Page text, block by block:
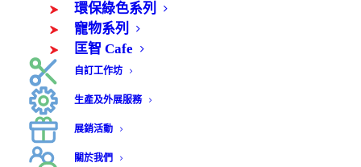
環保綠色系列
寵物系列
匡智 Cafe
自訂工作坊
生產及外展服務
展銷活動
關於我們